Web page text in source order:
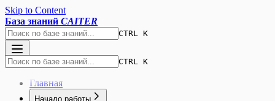
Skip to Content
База знаний CAITER
CTRL K
CTRL K
Главная
Начало работы